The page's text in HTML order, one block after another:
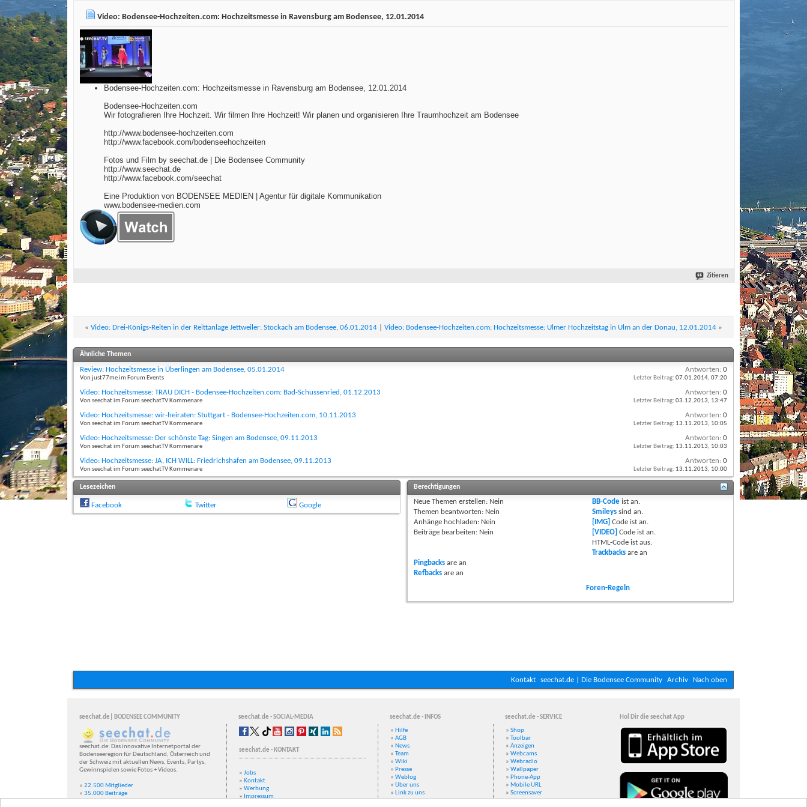
Video: Bodensee-Hochzeiten.com: Hochzeitsmesse in Ravensburg am Bodensee, 12.01.2014
Bodensee-Hochzeiten.com: Hochzeitsmesse in Ravensburg am Bodensee, 12.01.2014
Bodensee-Hochzeiten.com
Wir fotografieren Ihre Hochzeit. Wir filmen Ihre Hochzeit! Wir planen und organisieren Ihre Traumhochzeit am Bodensee
http://www.bodensee-hochzeiten.com
http://www.facebook.com/bodenseehochzeiten
Fotos und Film by seechat.de | Die Bodensee Community
http://www.seechat.de
http://www.facebook.com/seechat
Eine Produktion von BODENSEE MEDIEN | Agentur für digitale Kommunikation
www.bodensee-medien.com
Zitieren
« Video: Drei-Königs-Reiten in der Reittanlage Jettweiler: Stockach am Bodensee, 06.01.2014 Video: Bodensee-Hochzeiten.com: Hochzeitsmesse: Ulmer Hochzeitstag in Ulm an der Donau, 12.01.2014 »
Ähnliche Themen
Review: Hochzeitsmesse in Überlingen am Bodensee, 05.01.2014
Von just77me im Forum Events
Antworten: 0
Letzter Beitrag: 07.01.2014, 07:20
Video: Hochzeitsmesse: TRAU DICH - Bodensee-Hochzeiten.com: Bad-Schussenried, 01.12.2013
Von seechat im Forum seechatTV Kommenare
Antworten: 0
Letzter Beitrag: 03.12.2013, 13:47
Video: Hochzeitsmesse: wir-heiraten: Stuttgart - Bodensee-Hochzeiten.com, 10.11.2013
Von seechat im Forum seechatTV Kommenare
Antworten: 0
Letzter Beitrag: 13.11.2013, 10:05
Video: Hochzeitsmesse: Der schönste Tag: Singen am Bodensee, 09.11.2013
Von seechat im Forum seechatTV Kommenare
Antworten: 0
Letzter Beitrag: 13.11.2013, 10:03
Video: Hochzeitsmesse: JA, ICH WILL: Friedrichshafen am Bodensee, 09.11.2013
Von seechat im Forum seechatTV Kommenare
Antworten: 0
Letzter Beitrag: 13.11.2013, 10:00
Lesezeichen
Facebook Twitter Google
Berechtigungen
Neue Themen erstellen: Nein
Themen beantworten: Nein
Anhänge hochladen: Nein
Beiträge bearbeiten: Nein
BB-Code istan.
Smileys sindan.
[IMG] Code istan.
[VIDEO] Code istan.
HTML-Code istaus.
Trackbacks arean
Pingbacksare an
Refbacksare an
Foren-Regeln
Kontakt seechat.de | Die Bodensee Community Archiv Nach oben
seechat.de| BODENSEE COMMUNITY seechat.de - SOCIAL-MEDIA seechat.de - INFOS seechat.de - SERVICE Hol Dir die seechat App
seechat.de: Das innovative Internetportal der
Bodenseeregion für Deutschland, Österreich und
der Schweiz mit aktuellen News, Events, Partys,
Gewinnspielen sowie Fotos + Videos.
» 22.500 Mitglieder
» 35.000 Beiträge
seechat.de - KONTAKT
» Jobs
» Kontakt
» Werbung
»Impressum
» Hilfe
» AGB
» News
» Team
» Wiki
» Presse
» Weblog
» Über uns
» Link zu uns
» Shop
» Toolbar
» Anzeigen
» Webcams
» Webradio
» Wallpaper
» Phone-App
» Mobile URL
» Screensaver